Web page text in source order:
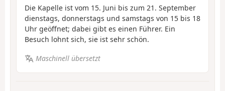
Die Kapelle ist vom 15. Juni bis zum 21. September
dienstags, donnerstags und samstags von 15 bis 18
Uhr geöffnet; dabei gibt es einen Führer. Ein
Besuch lohnt sich, sie ist sehr schön.
Maschinell übersetzt